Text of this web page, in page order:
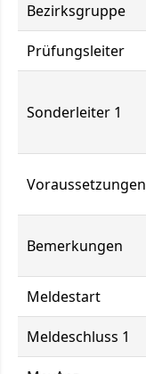
Bezirksgruppe
Prüfungsleiter
Sonderleiter 1
Voraussetzungen
Bemerkungen
Meldestart
Meldeschluss 1